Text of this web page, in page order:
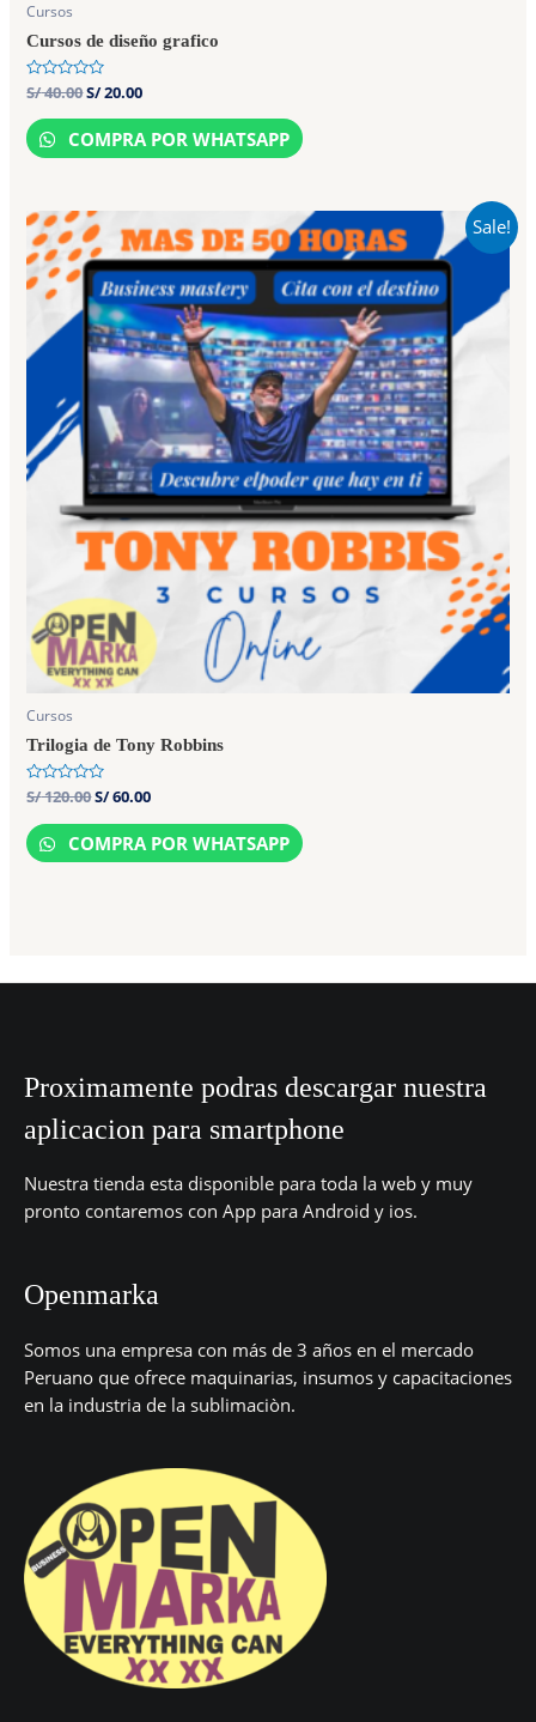
Cursos
Cursos de diseño grafico
Rated
0
out
of
5
S/40.00S/20.00
COMPRA POR WHATSAPP
Sale!
Cursos
Trilogia de Tony Robbins
Rated
0
out
of
5
S/120.00S/60.00
COMPRA POR WHATSAPP
Proximamente podras descargar nuestra
aplicacion para smartphone
Nuestra tienda esta disponible para toda la web y muy
pronto contaremos con App para Android y ios.
Openmarka
Somos una empresa con más de 3 años en el mercado
Peruano que ofrece maquinarias, insumos y capacitaciones
en la industria de la sublimaciòn.